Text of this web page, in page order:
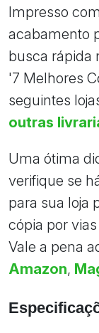
Impresso
acabamento
busca rápida
'7 Melhores
seguintes
outras
Uma ótima
verifique se
para sua loja
cópia por
Vale a pena
Amazon,